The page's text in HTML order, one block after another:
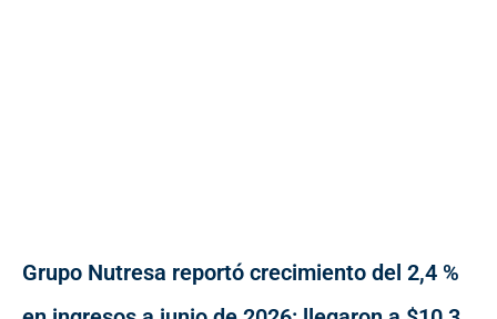
Grupo Nutresa reportó crecimiento del 2,4 %